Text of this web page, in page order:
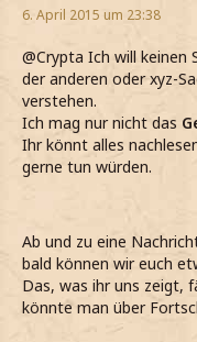
6. April 2015 um 23:38
@Crypta Ich will keinen
der anderen oder xyz-
verstehen.
Ich mag nur nicht das
Ihr könnt alles
gerne tun würden.
Ab und zu eine
bald können wir euch
Das, was ihr uns zeigt,
könnte man über